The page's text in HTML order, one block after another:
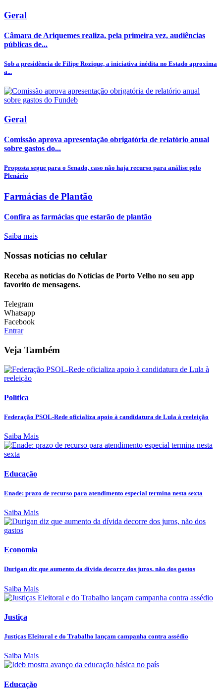
Geral
Câmara de Ariquemes realiza, pela primeira vez, audiências
públicas de...
Sob a presidência de Filipe Rozique, a iniciativa inédita no Estado aproxima
a...
Geral
Comissão aprova apresentação obrigatória de relatório anual
sobre gastos do...
Proposta segue para o Senado, caso não haja recurso para análise pelo
Plenário
Farmácias de Plantão
Confira as farmácias que estarão de plantão
Saiba mais
Nossas notícias no celular
Receba as notícias do Notícias de Porto Velho no seu app
favorito de mensagens.
Telegram
Whatsapp
Facebook
Entrar
Veja Também
Política
Federação PSOL-Rede oficializa apoio à candidatura de Lula à reeleição
Saiba Mais
Educação
Enade: prazo de recurso para atendimento especial termina nesta sexta
Saiba Mais
Economia
Durigan diz que aumento da dívida decorre dos juros, não dos gastos
Saiba Mais
Justiça
Justiças Eleitoral e do Trabalho lançam campanha contra assédio
Saiba Mais
Educação